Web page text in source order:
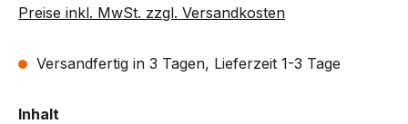
Preise inkl. MwSt. zzgl. Versandkosten
Versandfertig in 3 Tagen, Lieferzeit 1-3 Tage
Inhalt